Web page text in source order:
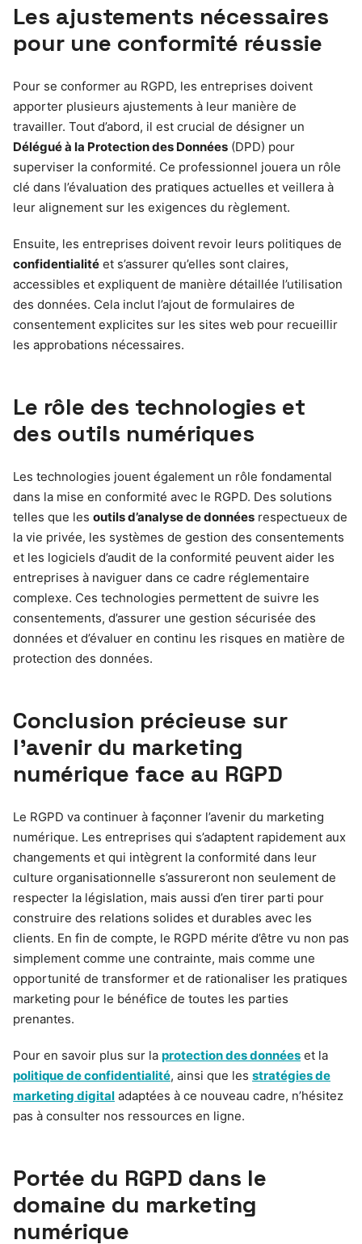
Les ajustements nécessaires
pour une conformité réussie
Pour se conformer au RGPD, les entreprises doivent
apporter plusieurs ajustements à leur manière de
travailler. Tout d’abord, il est crucial de désigner un
Délégué à la Protection des Données (DPD) pour
superviser la conformité. Ce professionnel jouera un rôle
clé dans l’évaluation des pratiques actuelles et veillera à
leur alignement sur les exigences du règlement.
Ensuite, les entreprises doivent revoir leurs politiques de
confidentialité et s’assurer qu’elles sont claires,
accessibles et expliquent de manière détaillée l’utilisation
des données. Cela inclut l’ajout de formulaires de
consentement explicites sur les sites web pour recueillir
les approbations nécessaires.
Le rôle des technologies et
des outils numériques
Les technologies jouent également un rôle fondamental
dans la mise en conformité avec le RGPD. Des solutions
telles que les outils d’analyse de données respectueux de
la vie privée, les systèmes de gestion des consentements
et les logiciels d’audit de la conformité peuvent aider les
entreprises à naviguer dans ce cadre réglementaire
complexe. Ces technologies permettent de suivre les
consentements, d’assurer une gestion sécurisée des
données et d’évaluer en continu les risques en matière de
protection des données.
Conclusion précieuse sur
l’avenir du marketing
numérique face au RGPD
Le RGPD va continuer à façonner l’avenir du marketing
numérique. Les entreprises qui s’adaptent rapidement aux
changements et qui intègrent la conformité dans leur
culture organisationnelle s’assureront non seulement de
respecter la législation, mais aussi d’en tirer parti pour
construire des relations solides et durables avec les
clients. En fin de compte, le RGPD mérite d’être vu non pas
simplement comme une contrainte, mais comme une
opportunité de transformer et de rationaliser les pratiques
marketing pour le bénéfice de toutes les parties
prenantes.
Pour en savoir plus sur la protection des données et la
politique de confidentialité, ainsi que les stratégies de
marketing digital adaptées à ce nouveau cadre, n’hésitez
pas à consulter nos ressources en ligne.
Portée du RGPD dans le
domaine du marketing
numérique